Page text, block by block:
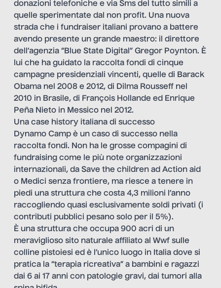
donazioni telefoniche e via Sms del tutto simili a
quelle sperimentate dal non profit. Una nuova
strada che i fundraiser italiani provano a battere
avendo presente un grande maestro: il direttore
dell’agenzia “Blue State Digital” Gregor Poynton. È
lui che ha guidato la raccolta fondi di cinque
campagne presidenziali vincenti, quelle di Barack
Obama nel 2008 e 2012, di Dilma Rousseff nel
2010 in Brasile, di François Hollande ed Enrique
Peña Nieto in Messico nel 2012.
Una case history italiana di successo
Dynamo Camp è un caso di successo nella
raccolta fondi. Non ha le grosse compagini di
fundraising come le più note organizzazioni
internazionali, da Save the children ad Action aid
o Medici senza frontiere, ma riesce a tenere in
piedi una struttura che costa 4,3 milioni l’anno
raccogliendo quasi esclusivamente soldi privati (i
contributi pubblici pesano solo per il 5%).
È una struttura che occupa 900 acri di un
meraviglioso sito naturale affiliato al Wwf sulle
colline pistoiesi ed è l’unico luogo in Italia dove si
pratica la “terapia ricreativa” a bambini e ragazzi
dai 6 ai 17 anni con patologie gravi, dai tumori alla